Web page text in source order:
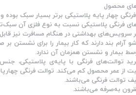
محصول
چهار پایه پلاستیکی برتر بسیار سبک بوده
فرنگی پلاستیکی نسبت به نوع فلزی آن
سرویس‌های بهداشتی در هنگام مسافرت نیز
آرام بند دارند که کار بیمار را برای نشستن
بیمار و نشستن همزمان آن ندارد.
توالت‌های فرنگی با پایه‌ی پلاستیکی،
از عمر محصول کم می‌کند. توالت فرنگی
توالت فرنگی می‌باشند.
به‌صرفه می‌باشند.